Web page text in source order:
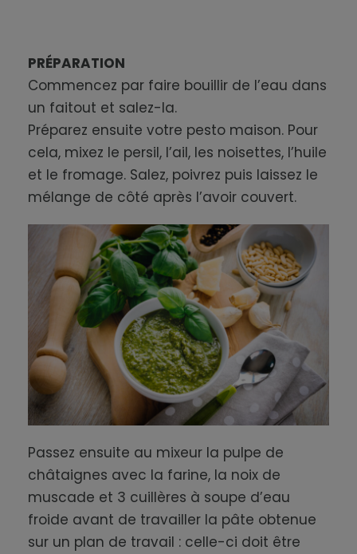
PRÉPARATION
Commencez par faire bouillir de l’eau dans
un faitout et salez-la.
Préparez ensuite votre pesto maison. Pour
cela, mixez le persil, l’ail, les noisettes, l’huile
et le fromage. Salez, poivrez puis laissez le
mélange de côté après l’avoir couvert.
Passez ensuite au mixeur la pulpe de
châtaignes avec la farine, la noix de
muscade et 3 cuillères à soupe d’eau
froide avant de travailler la pâte obtenue
sur un plan de travail : celle-ci doit être